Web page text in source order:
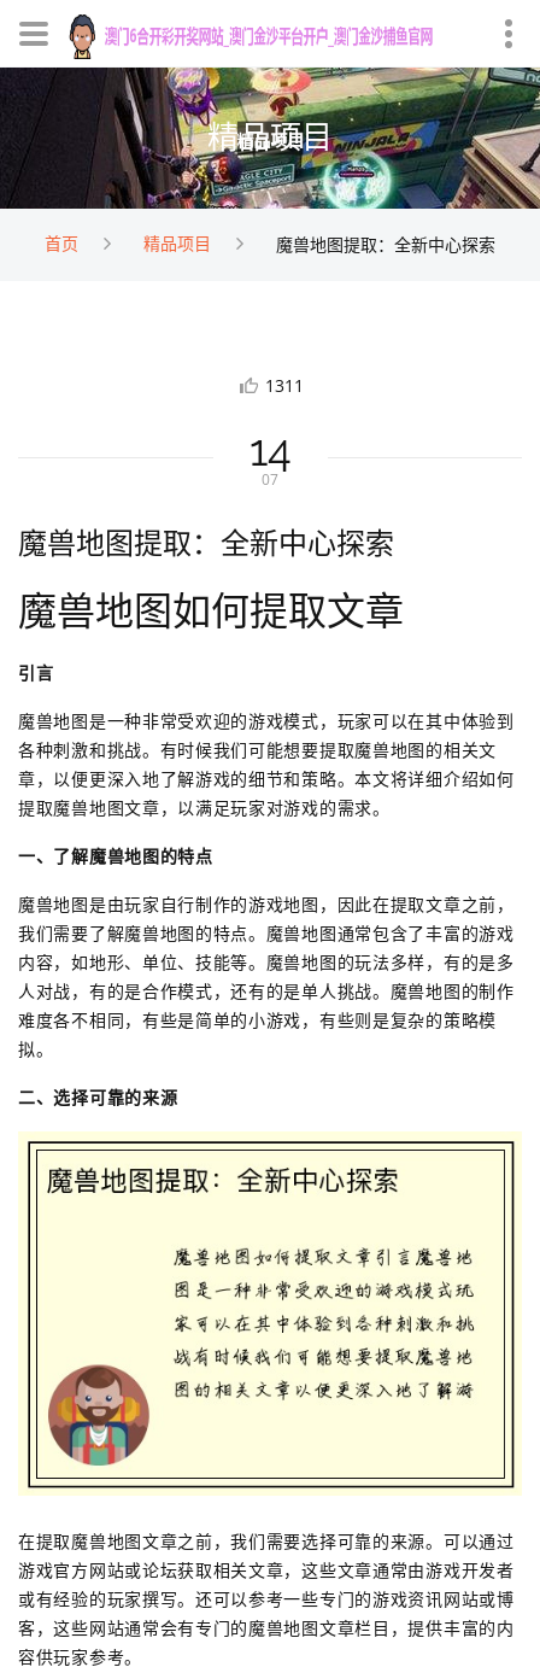
精品项目
首页 精品项目 魔兽地图提取：全新中心探索
1311
14
07
魔兽地图提取：全新中心探索
魔兽地图如何提取文章
引言
魔兽地图是一种非常受欢迎的游戏模式，玩家可以在其中体验到
各种刺激和挑战。有时候我们可能想要提取魔兽地图的相关文
章，以便更深入地了解游戏的细节和策略。本文将详细介绍如何
提取魔兽地图文章，以满足玩家对游戏的需求。
一、了解魔兽地图的特点
魔兽地图是由玩家自行制作的游戏地图，因此在提取文章之前，
我们需要了解魔兽地图的特点。魔兽地图通常包含了丰富的游戏
内容，如地形、单位、技能等。魔兽地图的玩法多样，有的是多
人对战，有的是合作模式，还有的是单人挑战。魔兽地图的制作
难度各不相同，有些是简单的小游戏，有些则是复杂的策略模
拟。
二、选择可靠的来源
在提取魔兽地图文章之前，我们需要选择可靠的来源。可以通过
游戏官方网站或论坛获取相关文章，这些文章通常由游戏开发者
或有经验的玩家撰写。还可以参考一些专门的游戏资讯网站或博
客，这些网站通常会有专门的魔兽地图文章栏目，提供丰富的内
容供玩家参考。